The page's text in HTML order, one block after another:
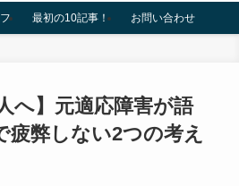
最初の10記事！ お問い合わせ
へ】元適応障害が語
疲弊しない2つの考え